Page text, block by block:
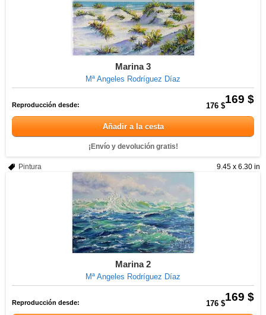
Marina 3
Mª Angeles Rodríguez Díaz
169 $
Reproducción desde: 176 $
Añadir a la cesta
¡Envío y devolución gratis!
9.45 x 6.30 in
Pintura
Marina 2
Mª Angeles Rodríguez Díaz
169 $
Reproducción desde: 176 $